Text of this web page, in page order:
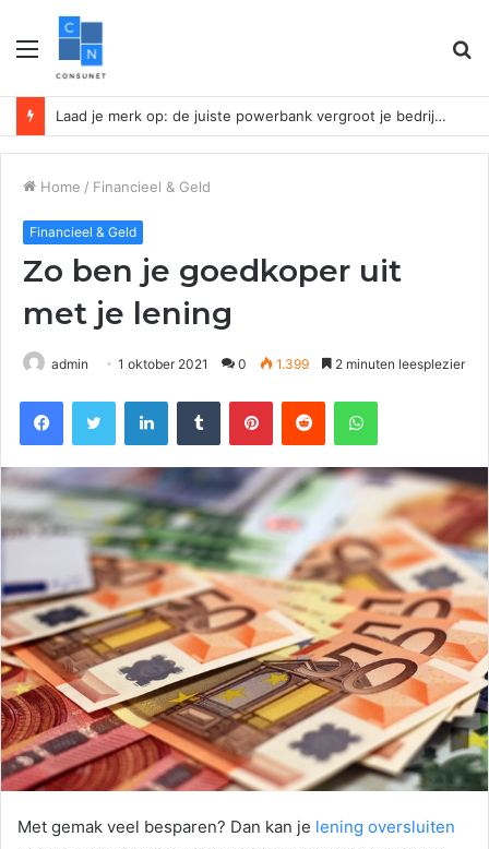
Menu
Laad je merk op: de juiste powerbank vergroot je bedrijfszichtbaarheid
Home / Financieel & Geld
Financieel & Geld
Zo ben je goedkoper uit
met je lening
admin 1 oktober 2021 0 1.399 2 minuten leesplezier
Met gemak veel besparen? Dan kan je lening oversluiten